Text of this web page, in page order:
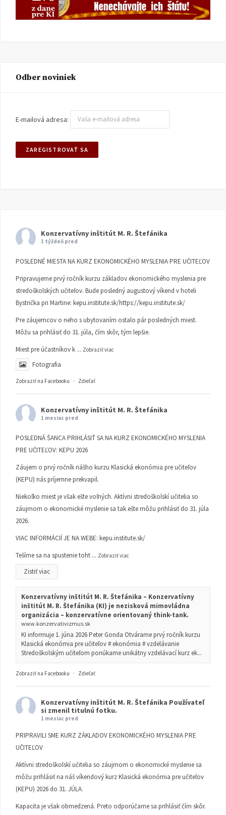
Odber noviniek
E-mailová adresa:
Konzervatívny inštitút M. R. Štefánika
1 týždeň pred
POSLEDNÉ MIESTA NA KURZ EKONOMICKÉHO MYSLENIA PRE UČITEĽOV
Pripravujeme prvý ročník kurzu základov ekonomického myslenia pre
stredoškolských učiteľov. Bude posledný augustový víkend v hoteli
Bystrička pri Martine: kepu.institute.sk/https://kepu.institute.sk/
Pre záujemcov o neho s ubytovaním ostalo pár posledných miest.
Môžu sa prihlásiť do 31. júla, čím skôr, tým lepšie.
Miest pre účastníkov k ... Zobraziť viac
Fotografia
Zobraziť na Facebooku · Zdieľať
Konzervatívny inštitút M. R. Štefánika
1 mesiac pred
POSLEDNÁ ŠANCA PRIHLÁSIŤ SA NA KURZ EKONOMICKÉHO MYSLENIA
PRE UČITEĽOV: KEPU 2026
Záujem o prvý ročník nášho kurzu Klasická ekonómia pre učiteľov
(KEPU) nás príjemne prekvapil.
Niekoľko miest je však ešte voľných. Aktívni stredoškolskí učitelia so
záujmom o ekonomické myslenie sa tak ešte môžu prihlásiť do 31. júla
2026.
VIAC INFORMÁCIÍ JE NA WEBE: kepu.institute.sk/
Tešíme sa na spustenie toht ... Zobraziť viac
Zistiť viac
Konzervatívny inštitút M. R. Štefánika – Konzervatívny
inštitút M. R. Štefánika (KI) je nezisková mimovládna
organizácia – konzervatívne orientovaný think-tank.
www.konzervativizmus.sk
KI informuje 1. júna 2026 Peter Gonda Otvárame prvý ročník kurzu
Klasická ekonómia pre učiteľov # ekonómia # vzdelávanie
Stredoškolským učiteľom ponúkame unikátny vzdelávací kurz ek...
Zobraziť na Facebooku · Zdieľať
Konzervatívny inštitút M. R. Štefánika Používateľ
si zmenil titulnú fotku.
1 mesiac pred
PRIPRAVILI SME KURZ ZÁKLADOV EKONOMICKÉHO MYSLENIA PRE
UČITEĽOV
Aktívni stredoškolskí učitelia so záujmom o ekonomické myslenie sa
môžu prihlásiť na náš víkendový kurz Klasická ekonómia pre učiteľov
(KEPU) 2026 do 31. JÚLA.
Kapacita je však obmedzená. Preto odporúčame sa prihlásiť čím skôr.